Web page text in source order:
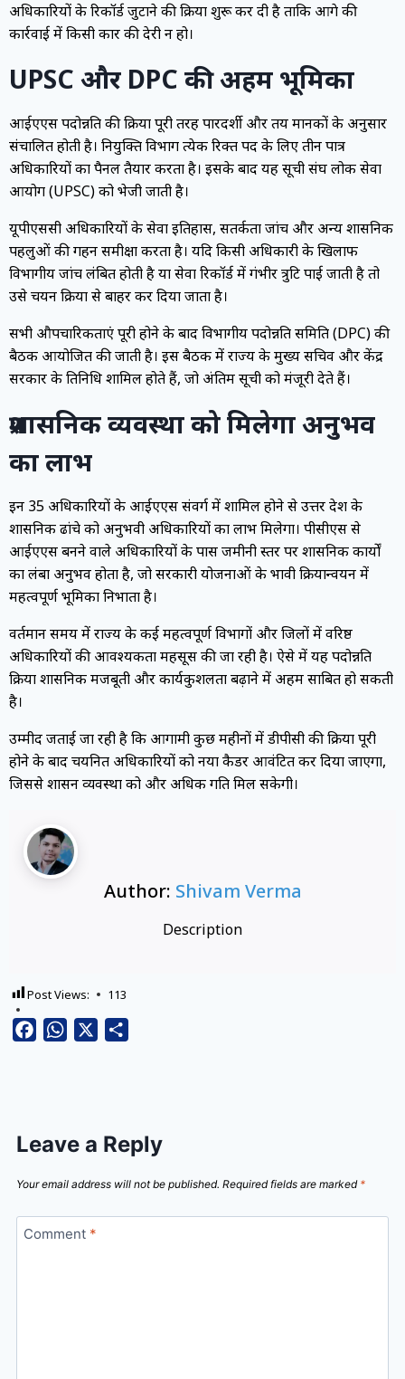
अधिकारियों के रिकॉर्ड जुटाने की प्रक्रिया शुरू कर दी है ताकि आगे की
कार्रवाई में किसी प्रकार की देरी न हो।
UPSC और DPC की अहम भूमिका
आईएएस पदोन्नति की प्रक्रिया पूरी तरह पारदर्शी और तय मानकों के अनुसार
संचालित होती है। नियुक्ति विभाग प्रत्येक रिक्त पद के लिए तीन पात्र
अधिकारियों का पैनल तैयार करता है। इसके बाद यह सूची संघ लोक सेवा
आयोग (UPSC) को भेजी जाती है।
यूपीएससी अधिकारियों के सेवा इतिहास, सतर्कता जांच और अन्य प्रशासनिक
पहलुओं की गहन समीक्षा करता है। यदि किसी अधिकारी के खिलाफ
विभागीय जांच लंबित होती है या सेवा रिकॉर्ड में गंभीर त्रुटि पाई जाती है तो
उसे चयन प्रक्रिया से बाहर कर दिया जाता है।
सभी औपचारिकताएं पूरी होने के बाद विभागीय पदोन्नति समिति (DPC) की
बैठक आयोजित की जाती है। इस बैठक में राज्य के मुख्य सचिव और केंद्र
सरकार के प्रतिनिधि शामिल होते हैं, जो अंतिम सूची को मंजूरी देते हैं।
प्रशासनिक व्यवस्था को मिलेगा अनुभव
का लाभ
इन 35 अधिकारियों के आईएएस संवर्ग में शामिल होने से उत्तर प्रदेश के
प्रशासनिक ढांचे को अनुभवी अधिकारियों का लाभ मिलेगा। पीसीएस से
आईएएस बनने वाले अधिकारियों के पास जमीनी स्तर पर प्रशासनिक कार्यों
का लंबा अनुभव होता है, जो सरकारी योजनाओं के प्रभावी क्रियान्वयन में
महत्वपूर्ण भूमिका निभाता है।
वर्तमान समय में राज्य के कई महत्वपूर्ण विभागों और जिलों में वरिष्ठ
अधिकारियों की आवश्यकता महसूस की जा रही है। ऐसे में यह पदोन्नति
प्रक्रिया प्रशासनिक मजबूती और कार्यकुशलता बढ़ाने में अहम साबित हो सकती
है।
उम्मीद जताई जा रही है कि आगामी कुछ महीनों में डीपीसी की प्रक्रिया पूरी
होने के बाद चयनित अधिकारियों को नया कैडर आवंटित कर दिया जाएगा,
जिससे शासन व्यवस्था को और अधिक गति मिल सकेगी।
Author: Shivam Verma
Description
Post Views: 113
FacebookWhatsApp
Leave a Reply
Your email address will not be published. Required fields are marked *
Comment *